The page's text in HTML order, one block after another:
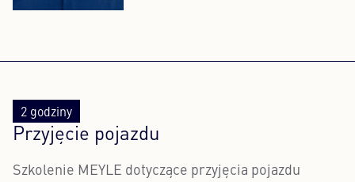
2 godziny
Przyjęcie pojazdu
Szkolenie MEYLE dotyczące przyjęcia pojazdu